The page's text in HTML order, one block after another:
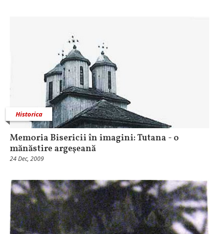
Historica
Memoria Bisericii în imagini: Tutana - o
mănăstire argeşeană
24 Dec, 2009